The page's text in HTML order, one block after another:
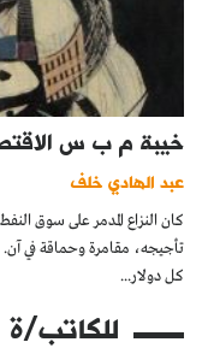
خيبة م ب س
عبد الهادي خلف
كان النزاع المدمر على سوق
كل دولار...
للكاتب/ة